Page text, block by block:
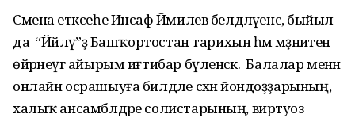
Смена етәксеһе Инсаф Йәмилев белдәләүенсә, быйыл
да “Йәйләү”ҙә Башҡортостан тарихын һәм мәҙәниәтен
өйрәнеүгә айырым иғтибар бүленәсәк. Балалар менән
онлайн осрашыуға билдәле сәхнә йондоҙҙарының,
халыҡ ансамблдәре солистарының, виртуоз